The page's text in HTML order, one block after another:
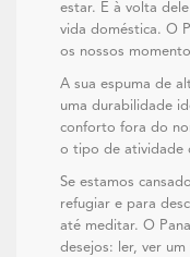
estar. É à volta
vida doméstica. O
os nossos
A sua espuma de
uma durabilidade
conforto fora do
o tipo de atividade
Se estamos
refugiar e para
até meditar. O
desejos: ler, ver